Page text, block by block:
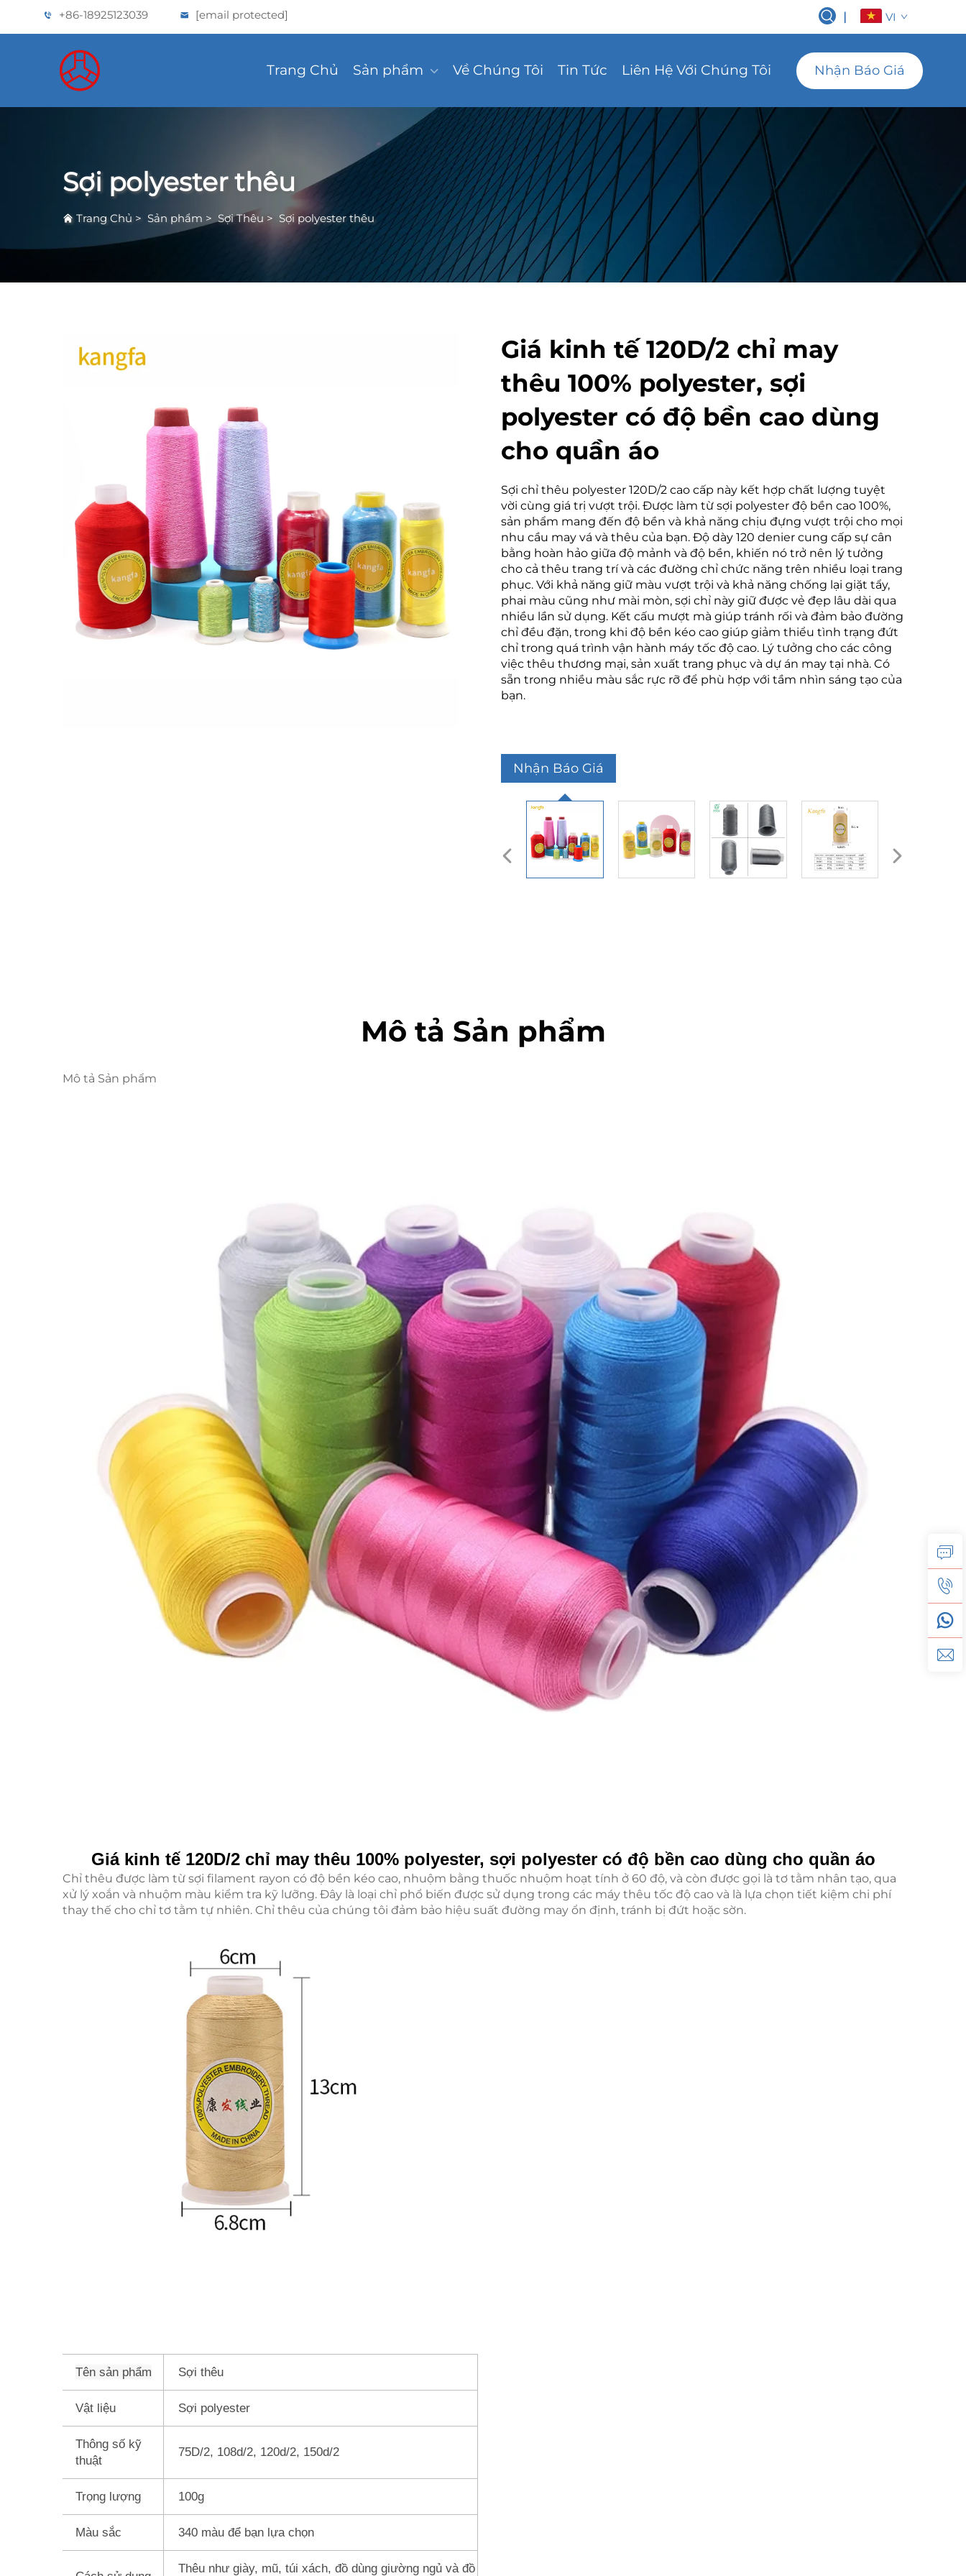
+86-18925123039 [email protected] | VI
Trang Chủ Sản phẩm Về Chúng Tôi Tin Tức Liên Hệ Với Chúng Tôi Nhận Báo Giá
Sợi polyester thêu
Trang Chủ > Sản phẩm > Sợi Thêu > Sợi polyester thêu
Giá kinh tế 120D/2 chỉ may
thêu 100% polyester, sợi
polyester có độ bền cao dùng
cho quần áo
Sợi chỉ thêu polyester 120D/2 cao cấp này kết hợp chất lượng tuyệt
vời cùng giá trị vượt trội. Được làm từ sợi polyester độ bền cao 100%,
sản phẩm mang đến độ bền và khả năng chịu đựng vượt trội cho mọi
nhu cầu may vá và thêu của bạn. Độ dày 120 denier cung cấp sự cân
bằng hoàn hảo giữa độ mảnh và độ bền, khiến nó trở nên lý tưởng
cho cả thêu trang trí và các đường chỉ chức năng trên nhiều loại trang
phục. Với khả năng giữ màu vượt trội và khả năng chống lại giặt tẩy,
phai màu cũng như mài mòn, sợi chỉ này giữ được vẻ đẹp lâu dài qua
nhiều lần sử dụng. Kết cấu mượt mà giúp tránh rối và đảm bảo đường
chỉ đều đặn, trong khi độ bền kéo cao giúp giảm thiểu tình trạng đứt
chỉ trong quá trình vận hành máy tốc độ cao. Lý tưởng cho các công
việc thêu thương mại, sản xuất trang phục và dự án may tại nhà. Có
sẵn trong nhiều màu sắc rực rỡ để phù hợp với tầm nhìn sáng tạo của
bạn.
Nhận Báo Giá
Mô tả Sản phẩm
Mô tả Sản phẩm
Giá kinh tế 120D/2 chỉ may thêu 100% polyester, sợi polyester có độ bền cao dùng cho quần áo
Chỉ thêu được làm từ sợi filament rayon có độ bền kéo cao, nhuộm bằng thuốc nhuộm hoạt tính ở 60 độ, và còn được gọi là tơ tằm nhân tạo, qua
xử lý xoắn và nhuộm màu kiểm tra kỹ lưỡng. Đây là loại chỉ phổ biến được sử dụng trong các máy thêu tốc độ cao và là lựa chọn tiết kiệm chi phí
thay thế cho chỉ tơ tằm tự nhiên. Chỉ thêu của chúng tôi đảm bảo hiệu suất đường may ổn định, tránh bị đứt hoặc sờn.
Tên sản phẩm Sợi thêu
Vật liệu Sợi polyester
Thông số kỹ
thuật
75D/2, 108d/2, 120d/2, 150d/2
Trọng lượng 100g
Màu sắc 340 màu để bạn lựa chọn
Thêu như giày, mũ, túi xách, đồ dùng giường ngủ và đồ